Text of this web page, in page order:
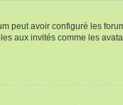
peut avoir configuré les
aux invités comme les